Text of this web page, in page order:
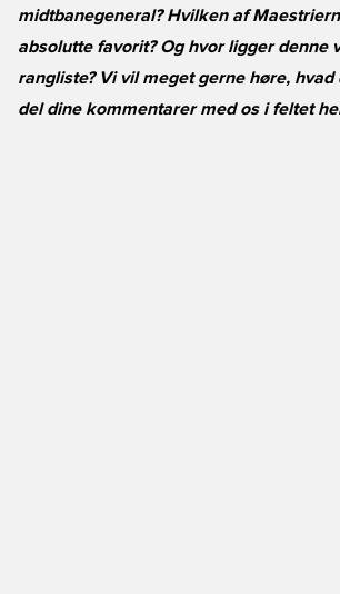
midtbanegeneral? Hvilken af
absolutte favorit? Og hvor ligger denne
rangliste? Vi vil meget gerne høre, hvad
del dine kommentarer med os i feltet